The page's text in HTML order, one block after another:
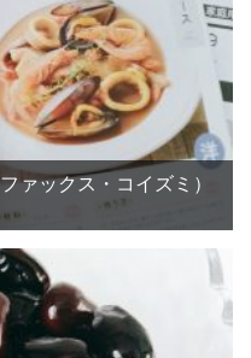
ァックス・コイズミ）